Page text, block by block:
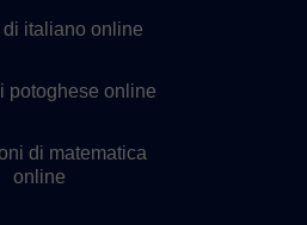
di italiano online
potoghese online
di matematica
online